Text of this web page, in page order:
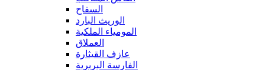
السفاح
الوريث البارد
المومياء الملكية
العملاق
عازف القيثارة
الفارسة البربرية